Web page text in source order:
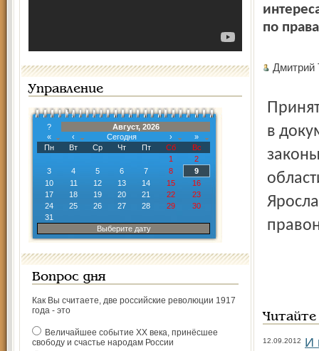
Управление
?
Август, 2026
«
‹ Сегодня ›
»
Пн
Вт Ср Чт Пт Сб
Вс
1
2
3
4 5 6 7 8
9
10
11 12 13 14 15
16
17
18 19 20 21 22
23
24
25 26 27 28 29
30
31
Выберите дату
Вопрос дня
Как Вы считаете, две российские революции 1917
года - это
Величайшее событие ХХ века, принёсшее
свободу и счастье народам России
по
Принятие законопроекта повлечёт некоторые изменения
в
12.09.2012
И